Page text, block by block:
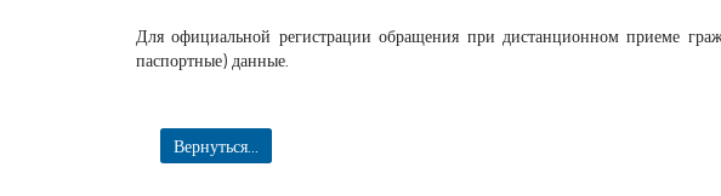
Для официальной регистрации обращения при дистанционном приеме
паспортные) данные.
Вернуться...